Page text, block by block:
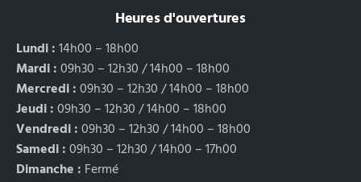
Heures d'ouvertures
Lundi :14h00 – 18h00
Mardi :09h30 – 12h30 / 14h00 – 18h00
Mercredi :09h30 – 12h30 / 14h00 – 18h00
Jeudi :09h30 – 12h30 / 14h00 – 18h00
Vendredi :09h30 – 12h30 / 14h00 – 18h00
Samedi :09h30 – 12h30 / 14h00 – 17h00
Dimanche : Fermé